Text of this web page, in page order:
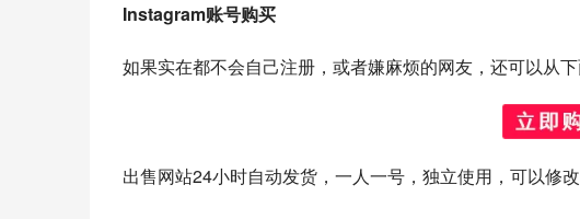
Instagram账号购买
如果实在都不会自己注册，或者嫌麻烦的网友，还可以从
出售网站24小时自动发货，一人一号，独立使用，可以修